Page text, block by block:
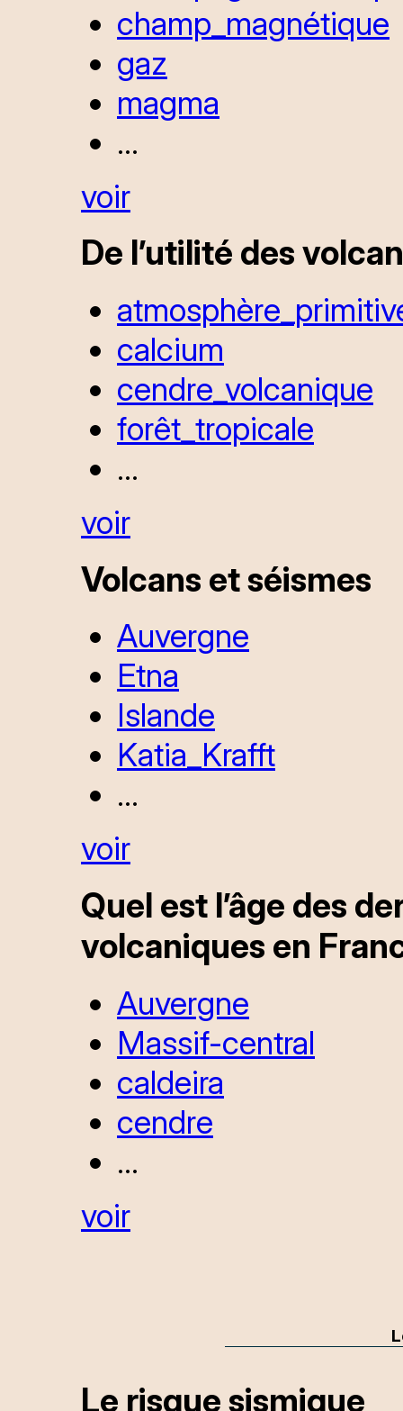
champ_magnétique
gaz
magma
...
voir
De l’utilité des
calcium
cendre_volcanique
forêt_tropicale
...
voir
Volcans et séismes
Auvergne
Etna
Islande
Katia_Krafft
...
voir
Quel est l’âge des
volcaniques en
Auvergne
Massif-central
caldeira
cendre
...
voir
Le risque sismique